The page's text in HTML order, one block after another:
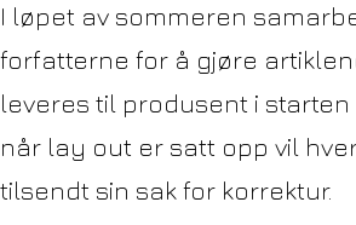
I løpet av sommeren
forfatterne for å gjøre
leveres til produsent i starten
når lay out er satt opp vil
tilsendt sin sak for korrektur.